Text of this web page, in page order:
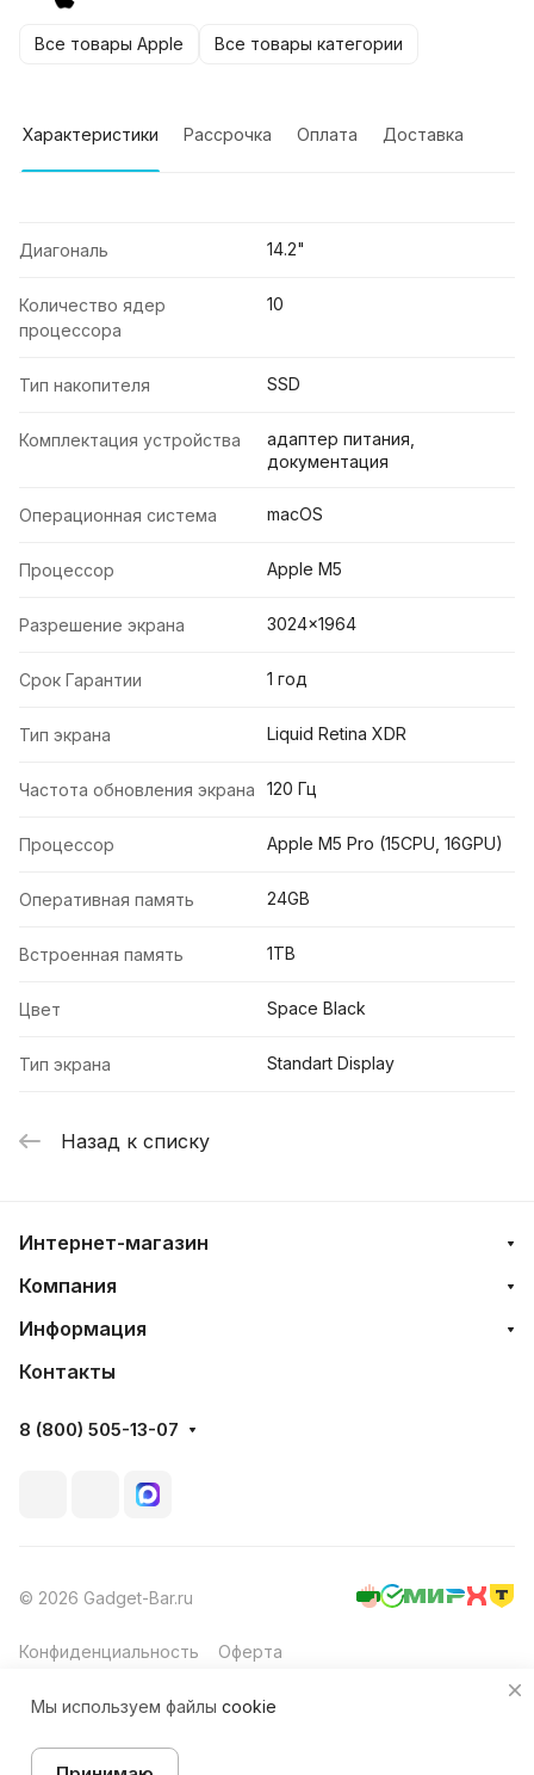
Все товары Apple Все товары категории
Характеристики Рассрочка Оплата Доставка
Диагональ 14.2"
Количество ядер
процессора
10
Тип накопителя SSD
Комплектация устройства
адаптер питания,
документация
Операционная система macOS
Процессор Apple M5
Разрешение экрана 3024x1964
Срок Гарантии 1 год
Тип экрана Liquid Retina XDR
Частота обновления экрана 120 Гц
Процессор Apple M5 Pro (15CPU, 16GPU)
Оперативная память 24GB
Встроенная память 1TB
Цвет Space Black
Тип экрана Standart Display
Назад к списку
Интернет-магазин
Компания
Информация
Контакты
8 (800) 505-13-07
© 2026 Gadget-Bar.ru
Конфиденциальность Оферта
Мы используем файлы cookie